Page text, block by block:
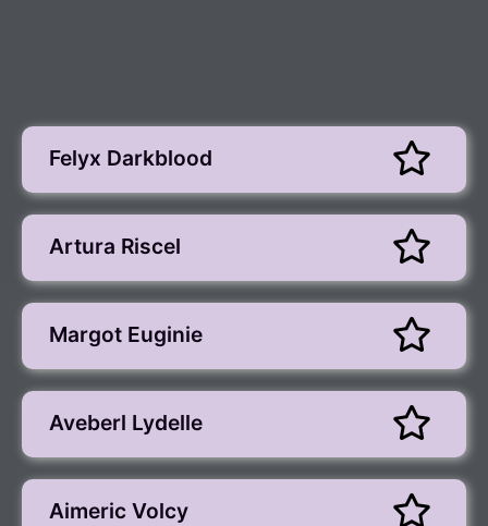
Felyx Darkblood
Artura Riscel
Margot Euginie
Aveberl Lydelle
Aimeric Volcy